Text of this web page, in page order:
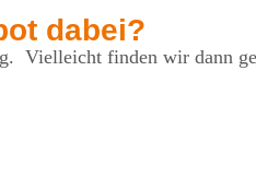
dabei?
Vielleicht finden wir dann